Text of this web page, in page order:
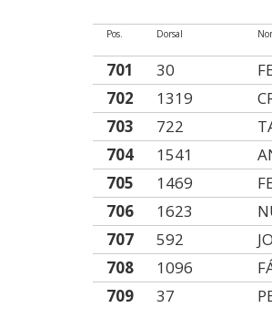
Pos. Dorsal
701 30
702
1319
703
722
704
1541
705
1469
706
1623
707
592
708
1096
709
37